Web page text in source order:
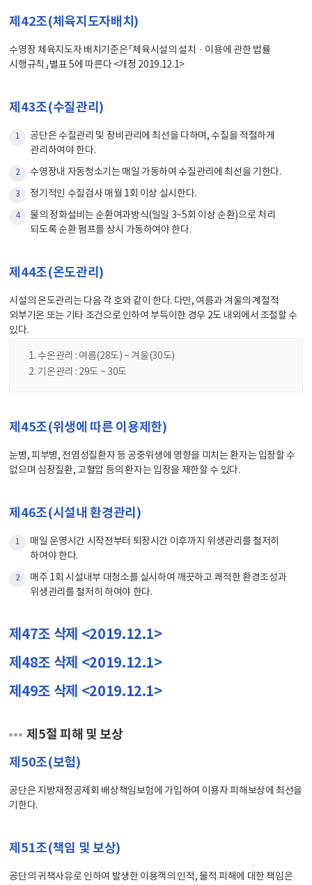
제42조(체육지도자배치)
수영장 체육지도자 배치기준은 「체육시설의 설치ㆍ이용에 관한 법률
시행규칙」 별표 5에 따른다 <개정 2019.12.1>
제43조(수질관리)
1
공단은 수질관리 및 장비관리에 최선을 다하며, 수질을 적절하게
관리하여야 한다.
2 수영장내 자동청소기는 매일 가동하여 수질관리에 최선을 기한다.
3 정기적인 수질검사 매월 1회 이상 실시한다.
4
물의 정화설비는 순환여과방식(일일 3~5회 이상 순환)으로 처리
되도록 순환 펌프를 상시 가동하여야 한다.
제44조(온도관리)
시설의 온도관리는 다음 각 호와 같이 한다. 다만, 여름과 겨울의 계절적
외부기온 또는 기타 조건으로 인하여 부득이한 경우 2도 내외에서 조절할 수
있다.
수온관리 : 여름(28도) ~ 겨울(30도)
기온관리 : 29도 ~ 30도
제45조(위생에 따른 이용제한)
눈병, 피부병, 전염성질환자 등 공중위생에 영향을 미치는 환자는 입장할 수
없으며 심장질환, 고혈압 등의 환자는 입장을 제한할 수 있다.
제46조(시설내 환경관리)
1
매일 운영시간 시작전부터 퇴장시간 이후까지 위생관리를 철저히
하여야 한다.
2
매주 1회 시설내부 대청소를 실시하여 깨끗하고 쾌적한 환경조성과
위생관리를 철저히 하여야 한다.
제47조 삭제 <2019.12.1>
제48조 삭제 <2019.12.1>
제49조 삭제 <2019.12.1>
제5절 피해 및 보상
제50조(보험)
공단은 지방재정공제회 배상책임보험에 가입하여 이용자 피해보상에 최선을
기한다.
제51조(책임 및 보상)
공단의 귀책사유로 인하여 발생한 이용객의 인적, 물적 피해에 대한 책임은